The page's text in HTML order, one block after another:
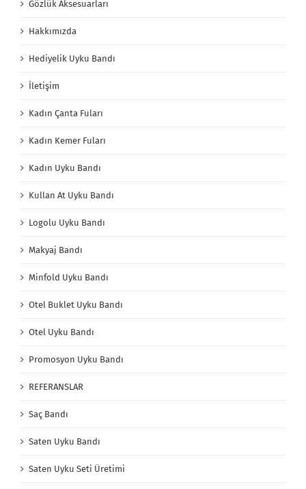
Gözlük Aksesuarları
Hakkımızda
Hediyelik Uyku Bandı
İletişim
Kadın Çanta Fuları
Kadın Kemer Fuları
Kadın Uyku Bandı
Kullan At Uyku Bandı
Logolu Uyku Bandı
Makyaj Bandı
Minfold Uyku Bandı
Otel Buklet Uyku Bandı
Otel Uyku Bandı
Promosyon Uyku Bandı
REFERANSLAR
Saç Bandı
Saten Uyku Bandı
Saten Uyku Seti Üretimi